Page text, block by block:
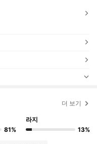
더 보기
81%
라지
13%